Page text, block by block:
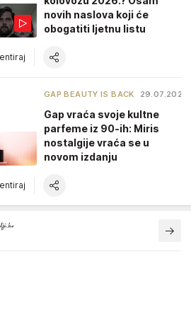
novih naslova koji će
obogatiti ljetnu listu
GAP BEAUTY IS BACK 29.07.2026.
Gap vraća svoje kultne
parfeme iz 90-ih: Miris
nostalgije vraća se u
novom izdanju